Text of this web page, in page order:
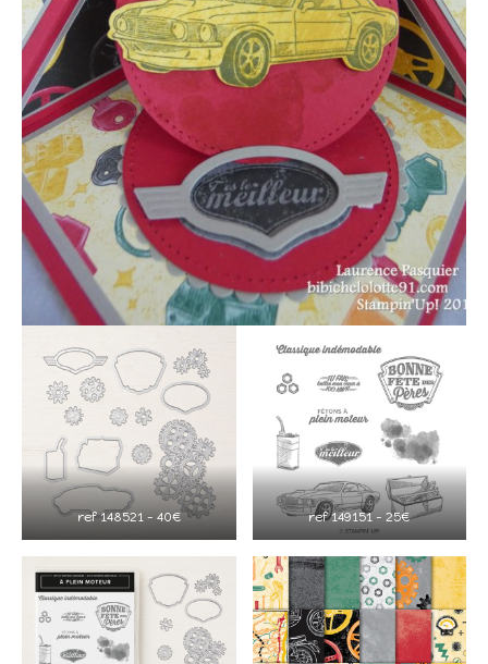
ref 148521 – 40€ ref 149151 – 25€